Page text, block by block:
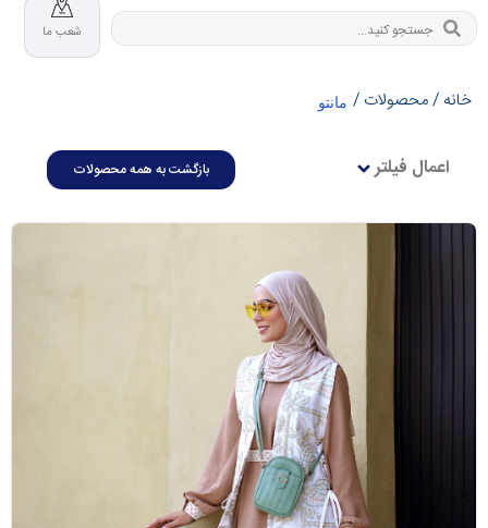
شعب ما
خانه /محصولات / مانتو
بازگشت به همه محصولات اعمال فیلتر